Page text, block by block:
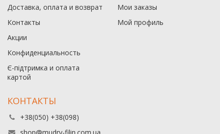
Доставка, оплата и возврат
Контакты
Акции
Конфиденциальность
Є-підтримка и оплата
картой
Мои заказы
Мой профиль
КОНТАКТЫ
+38(050) +38(098)